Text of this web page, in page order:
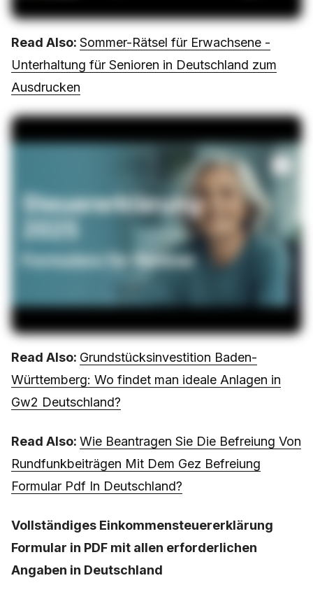
Read Also: Sommer-Rätsel für Erwachsene -
Unterhaltung für Senioren in Deutschland zum
Ausdrucken
Read Also: Grundstücksinvestition Baden-
Württemberg: Wo findet man ideale Anlagen in
Gw2 Deutschland?
Read Also: Wie Beantragen Sie Die Befreiung Von
Rundfunkbeiträgen Mit Dem Gez Befreiung
Formular Pdf In Deutschland?
Vollständiges Einkommensteuererklärung
Formular in PDF mit allen erforderlichen
Angaben in Deutschland